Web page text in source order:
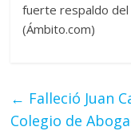
fuerte respaldo
(Ámbito.com)
← Falleció Juan
Colegio de